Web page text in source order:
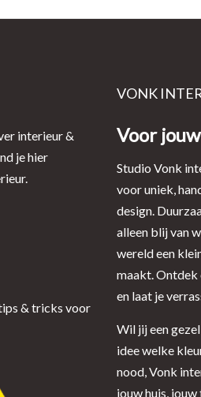
interieur &
je hier
& tricks voor
VONK
Voor
Studio Vonk
voor uniek,
design.
alleen blij van
wereld een
maakt. Ontdek
en laat je
Wil jij een
idee welke
nood, Vonk
jouw huis, jouw